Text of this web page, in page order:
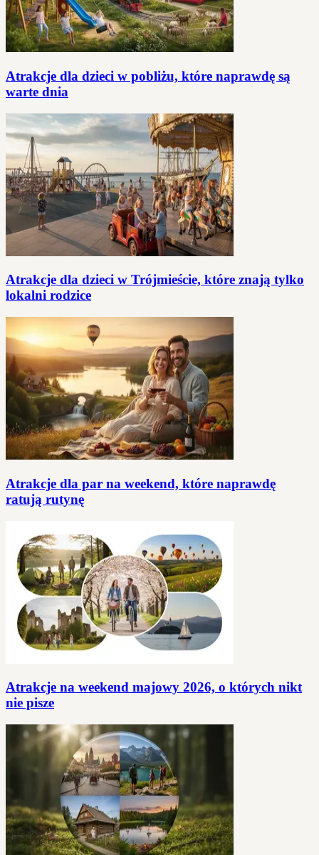
Atrakcje dla dzieci w pobliżu, które naprawdę są
warte dnia
Atrakcje dla dzieci w Trójmieście, które znają tylko
lokalni rodzice
Atrakcje dla par na weekend, które naprawdę
ratują rutynę
Atrakcje na weekend majowy 2026, o których nikt
nie pisze